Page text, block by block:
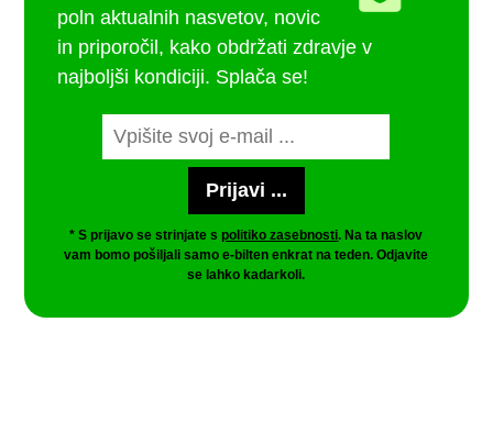
poln aktualnih nasvetov, novic
in priporočil, kako obdržati zdravje v
najboljši kondiciji. Splača se!
* S prijavo se strinjate spolitiko zasebnosti. Na ta naslov
vam bomo pošiljali samo e-bilten enkrat na teden. Odjavite
se lahko kadarkoli.